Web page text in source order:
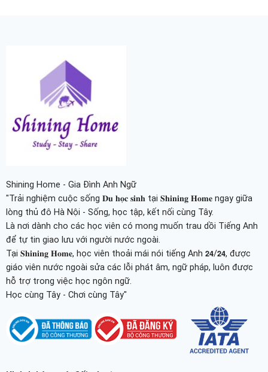
Shining Home - Gia Đình Anh Ngữ
"Trải nghiệm cuộc sống 𝐃𝐮 𝐡𝐨̣𝐜 𝐬𝐢𝐧𝐡 tại 𝐒𝐡𝐢𝐧𝐢𝐧𝐠 𝐇𝐨𝐦𝐞 ngay giữa
lòng thủ đô Hà Nội - Sống, học tập, kết nối cùng Tây.
Là nơi dành cho các học viên có mong muốn trau dồi Tiếng Anh
để tự tin giao lưu với người nước ngoài.
Tại 𝐒𝐡𝐢𝐧𝐢𝐧𝐠 𝐇𝐨𝐦𝐞, học viên thoải mái nói tiếng Anh 𝟮𝟰/𝟮𝟰, được
giáo viên nước ngoài sửa các lỗi phát âm, ngữ pháp, luôn được
hỗ trợ trong việc học ngôn ngữ.
Học cùng Tây - Chơi cùng Tây"